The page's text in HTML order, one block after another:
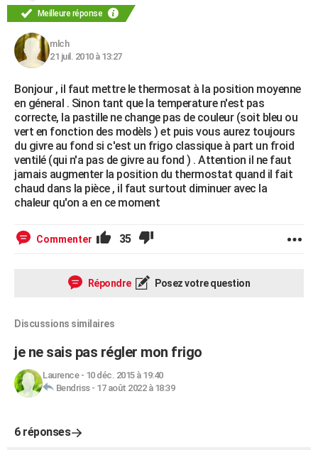
Meilleure réponse
mlch
21 juil. 2010 à 13:27
Bonjour , il faut mettre le thermosat à la position moyenne
en géneral . Sinon tant que la temperature n'est pas
correcte, la pastille ne change pas de couleur (soit bleu ou
vert en fonction des modèls ) et puis vous aurez toujours
du givre au fond si c'est un frigo classique à part un froid
ventilé (qui n'a pas de givre au fond ) . Attention il ne faut
jamais augmenter la position du thermostat quand il fait
chaud dans la pièce , il faut surtout diminuer avec la
chaleur qu'on a en ce moment
Commenter 35
Répondre Posez votre question
Discussions similaires
je ne sais pas régler mon frigo
Laurence- 10 déc. 2015 à 19:40
Bendriss- 17 août 2022 à 18:39
6 réponses